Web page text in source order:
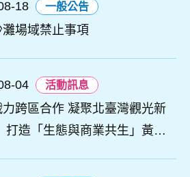
18 一般公告
灘場域禁止事項
04 活動訊息
力跨區合作 凝聚北臺灣觀光新
打造「生態與商業共生」黃金